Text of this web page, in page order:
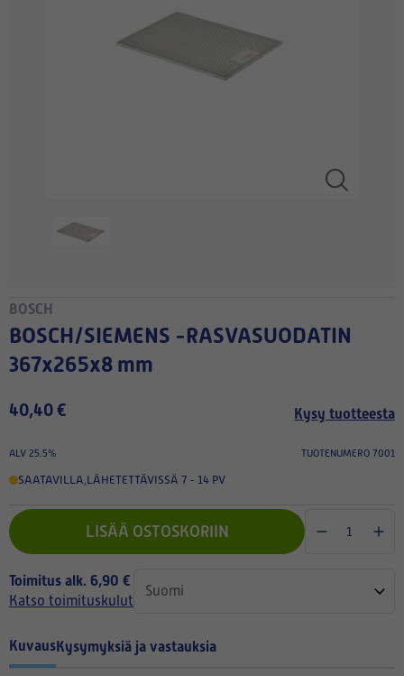
BOSCH
BOSCH/SIEMENS -RASVASUODATIN
367x265x8 mm
40,40 € Kysy tuotteesta
ALV 25.5% TUOTENUMERO 7001
SAATAVILLA LÄHETETTÄVISSÄ 7 - 14 PV
LISÄÄ OSTOSKORIIN
Toimitus alk. 6,90 €
Katso toimituskulut
KuvausKysymyksiä ja vastauksia